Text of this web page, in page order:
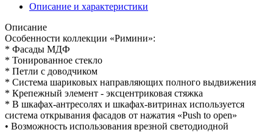
Описание и характеристики
Описание
Особенности коллекции «Римини»:
* Фасады МДФ
* Тонированное стекло
* Петли с доводчиком
* Система шариковых направляющих полного выдвижения
* Крепежный элемент - эксцентриковая стяжка
* В шкафах-антресолях и шкафах-витринах используется
система открывания фасадов от нажатия «Push to open»
• Возможность использования врезной светодиодной